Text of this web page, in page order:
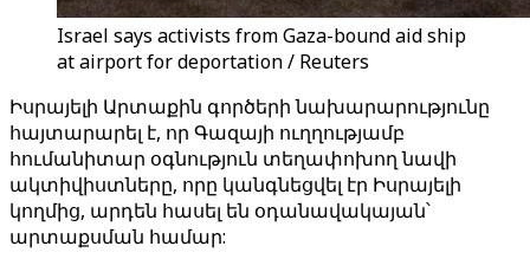
Israel says activists from Gaza-bound aid ship
at airport for deportation / Reuters
Իսրայելի Արտաքին գործերի նախարարությունը
հայտարարել է, որ Գազայի ուղղությամբ
հումանիտար օգնություն տեղափոխող նավի
ակտիվիստները, որը կանգնեցվել էր Իսրայելի
կողմից, արդեն հասել են օդանավակայան՝
արտաքսման համար: